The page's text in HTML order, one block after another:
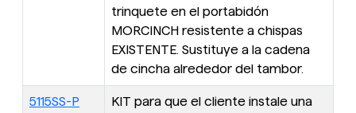
trinquete en el portabidón
MORCINCH resistente a chispas
EXISTENTE. Sustituye a la cadena
de cincha alrededor del tambor.
5115SS-P
KIT para que el cliente instale una